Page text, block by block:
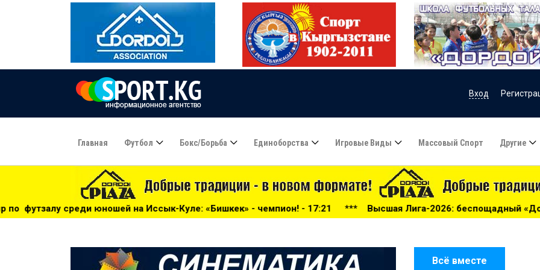
Вход
Главная Футбол Бокс/борьба Единоборства Игровые Виды Массовый Спорт Другие
на Иссык-Куле: «Бишкек» - чемпион! - 17:21 ***Высшая Лига-2026: беспощадный «Дордой», «Алга»
Всё вместе